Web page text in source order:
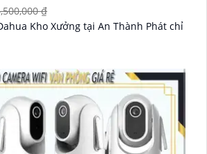
₫
Kho Xưởng tại An Thành Phát chỉ